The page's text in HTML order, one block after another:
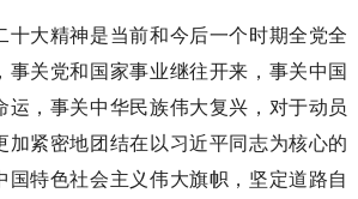
十大精神是当前和今后一个时期全党全
事关党和国家事业继往开来，事关中国
运，事关中华民族伟大复兴，对于动员
加紧密地团结在以习近平同志为核心的
国特色社会主义伟大旗帜，坚定道路自